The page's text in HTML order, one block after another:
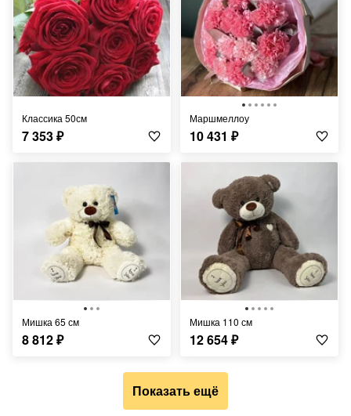
Классика 50см
7 353₽
Маршмеллоу
10 431 ₽
Мишка 65 см
8 812₽
Мишка 110 см
12 654₽
Показать ещё